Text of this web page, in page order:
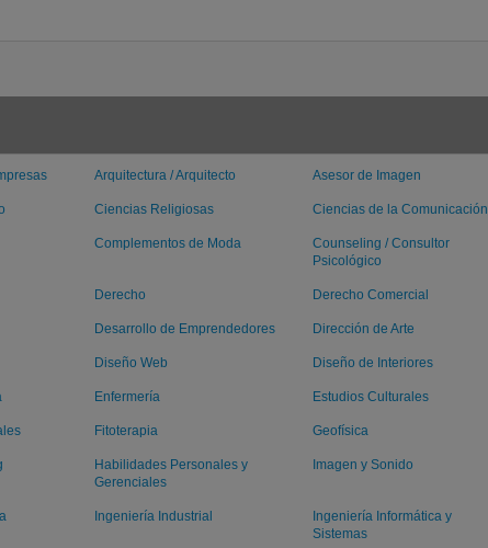
Arquitectura / Arquitecto Asesor de Imagen
Ciencias Religiosas Ciencias de la Comunicación
Complementos de Moda
Counseling / Consultor
Psicológico
Derecho Derecho Comercial
Desarrollo de Emprendedores Dirección de Arte
Diseño Web Diseño de Interiores
Enfermería Estudios Culturales
Fitoterapia Geofísica
Habilidades Personales y
Gerenciales
Imagen y Sonido
Ingeniería Industrial
Ingeniería Informática y
Sistemas